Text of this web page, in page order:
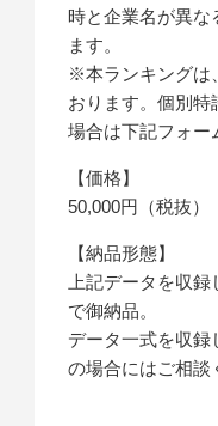
時と企業名が異な
ます。
※本ランキングは
おります。個別
場合は下記フォー
【価格】
50,000円（税抜）
【納品形態】
上記データを収
で御納品。
データ一式を収録
の場合にはご相談